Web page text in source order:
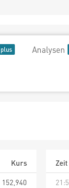
Analysen
Kurs
152,940
Zeit